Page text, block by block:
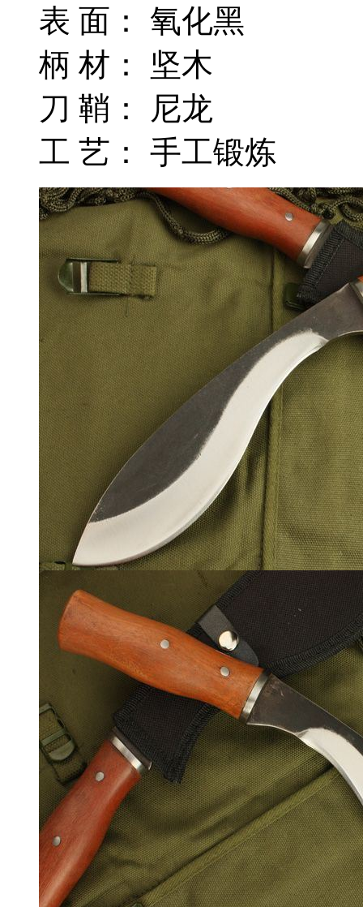
表 面： 氧化黑
柄 材： 坚木
刀 鞘： 尼龙
工 艺： 手工锻炼